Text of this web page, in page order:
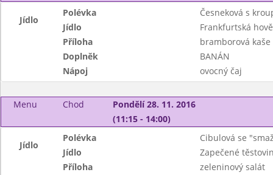
Jídlo
Polévka
Česneková s
Jídlo
Frankfurtská
Příloha
bramborová kaše
Doplněk
BANÁN
Nápoj
ovocný čaj
Menu Chod
Pondělí 28. 11. 2016
(11:15 - 14:00)
Jídlo
Polévka
Cibulová se
Jídlo
Zapečené
Příloha
zeleninový salát